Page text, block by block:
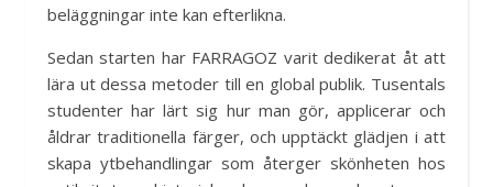
beläggningar inte kan efterlikna.
Sedan starten har FARRAGOZ varit dedikerat åt att
lära ut dessa metoder till en global publik. Tusentals
studenter har lärt sig hur man gör, applicerar och
åldrar traditionella färger, och upptäckt glädjen i att
skapa ytbehandlingar som återger skönheten hos